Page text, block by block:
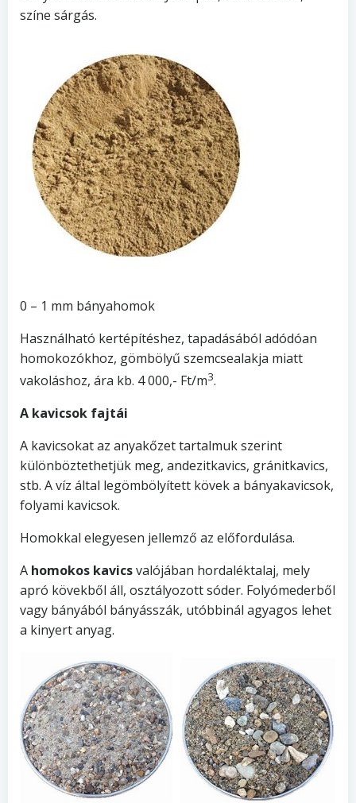
színe sárgás.
0 – 1 mm bányahomok
Használható kertépítéshez, tapadásából adódóan
homokozókhoz, gömbölyű szemcsealakja miatt
vakoláshoz, ára kb. 4 000,- Ft/m3.
A kavicsok fajtái
A kavicsokat az anyakőzet tartalmuk szerint
különböztethetjük meg, andezitkavics, gránitkavics,
stb. A víz által legömbölyített kövek a bányakavicsok,
folyami kavicsok.
Homokkal elegyesen jellemző az előfordulása.
A homokos kavicsvalójában hordaléktalaj, mely
apró kövekből áll, osztályozott sóder. Folyómederből
vagy bányából bányásszák, utóbbinál agyagos lehet
a kinyert anyag.